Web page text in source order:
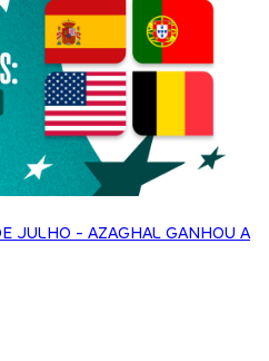
JULHO - AZAGHAL GANHOU A